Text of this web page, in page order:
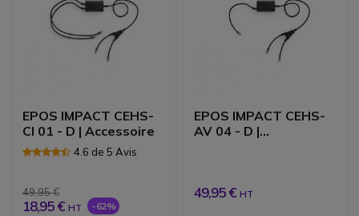
EPOS IMPACT CEHS-
CI 01 - D | Accessoire
4.6 de 5 Avis
49,95 €
18,95 € HT -62%
EPOS IMPACT CEHS-
AV 04 - D |
49,95 € HT